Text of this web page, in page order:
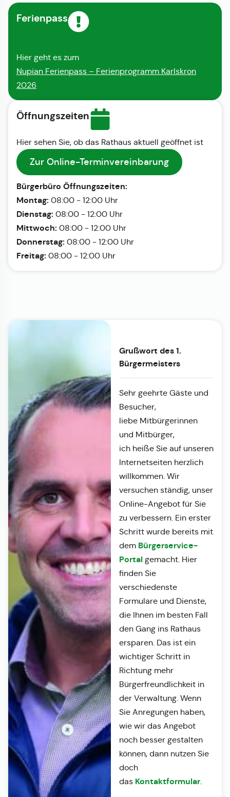
Ferienpass
Hier geht es zum
Nupian Ferienpass – Ferienprogramm Karlskron
2026
Öffnungszeiten
Hier sehen Sie, ob das Rathaus aktuell geöffnet ist
Zur Online-Terminvereinbarung
Bürgerbüro Öffnungszeiten:
Montag: 08:00 - 12:00 Uhr
Dienstag: 08:00 - 12:00 Uhr
Mittwoch: 08:00 - 12:00 Uhr
Donnerstag: 08:00 - 12:00 Uhr
Freitag: 08:00 - 12:00 Uhr
Grußwort des 1.
Bürgermeisters
Sehr geehrte Gäste und
Besucher,
liebe Mitbürgerinnen
und Mitbürger,
ich heiße Sie auf unseren
Internetseiten herzlich
willkommen. Wir
versuchen ständig, unser
Online-Angebot für Sie
zu verbessern. Ein erster
Schritt wurde bereits mit
dem Bürgerservice-
Portalgemacht. Hier
finden Sie
verschiedenste
Formulare und Dienste,
die Ihnen im besten Fall
den Gang ins Rathaus
ersparen. Das ist ein
wichtiger Schritt in
Richtung mehr
Bürgerfreundlichkeit in
der Verwaltung. Wenn
Sie Anregungen haben,
wie wir das Angebot
noch besser gestalten
können, dann nutzen Sie
doch
das Kontaktformular.